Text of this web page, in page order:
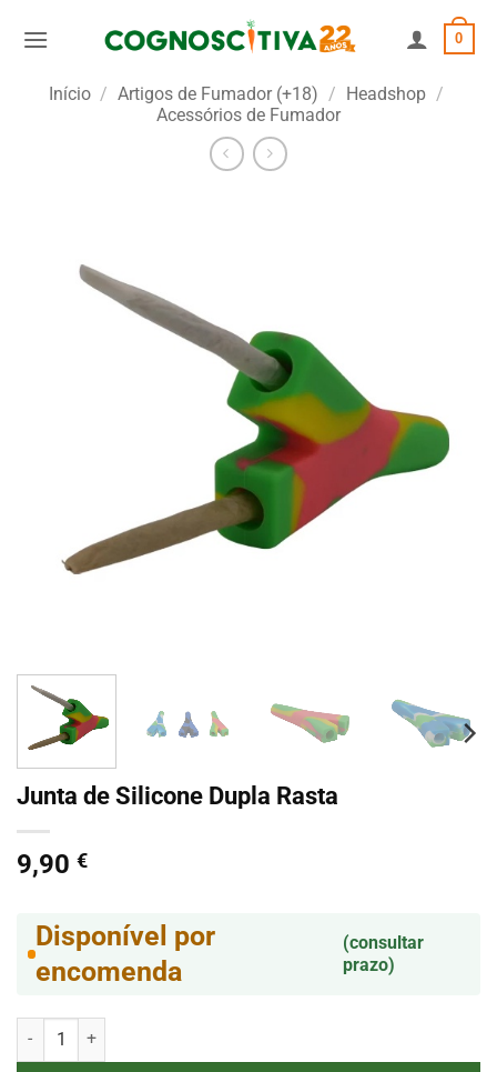
0
Início / Artigos de Fumador (+18) / Headshop /
Acessórios de Fumador
Junta de Silicone Dupla Rasta
9,90 €
Disponível por
encomenda
(consultar
prazo)
Quantidade de Junta de Silicone Dupla Rasta